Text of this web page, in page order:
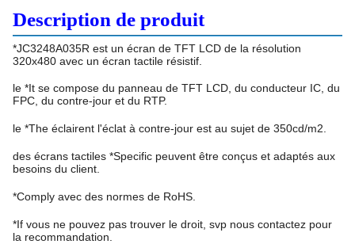
Description de produit
*JC3248A035R est un écran de TFT LCD de la résolution
320x480 avec un écran tactile résistif.
le *It se compose du panneau de TFT LCD, du conducteur IC, du
FPC, du contre-jour et du RTP.
le *The éclairent l'éclat à contre-jour est au sujet de 350cd/m2.
des écrans tactiles *Specific peuvent être conçus et adaptés aux
besoins du client.
*Comply avec des normes de RoHS.
*If vous ne pouvez pas trouver le droit, svp nous contactez pour
la recommandation.